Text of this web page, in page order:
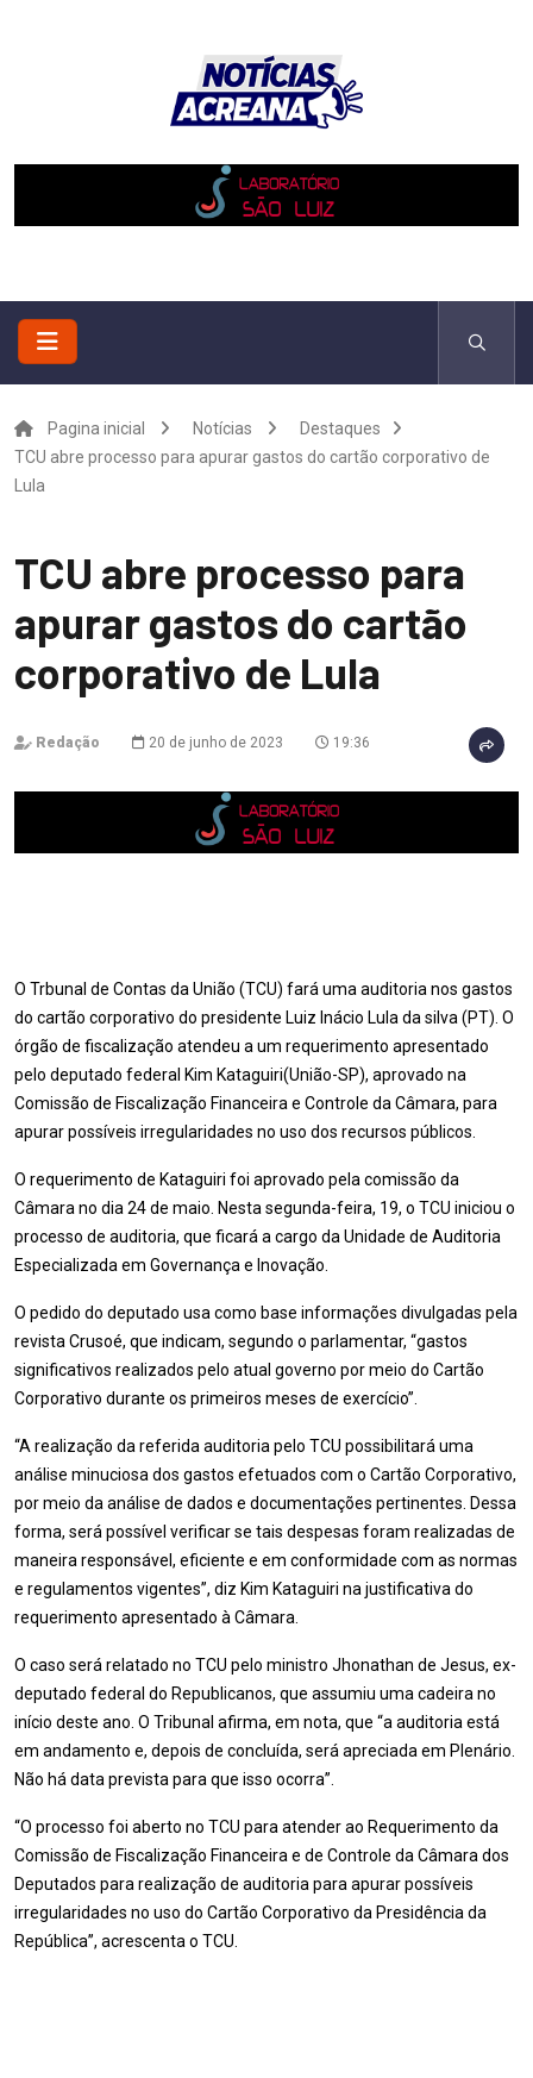
Pagina inicial Notícias
Destaques
TCU abre processo para apurar gastos do cartão corporativo de
Lula
TCU abre processo para
apurar gastos do cartão
corporativo de Lula
Redação 20 de junho de 2023 19:36
O Trbunal de Contas da União (TCU) fará uma auditoria nos gastos
do cartão corporativo do presidente Luiz Inácio Lula da silva (PT). O
órgão de fiscalização atendeu a um requerimento apresentado
pelo deputado federal Kim Kataguiri(União-SP), aprovado na
Comissão de Fiscalização Financeira e Controle da Câmara, para
apurar possíveis irregularidades no uso dos recursos públicos.
O requerimento de Kataguiri foi aprovado pela comissão da
Câmara no dia 24 de maio. Nesta segunda-feira, 19, o TCU iniciou o
processo de auditoria, que ficará a cargo da Unidade de Auditoria
Especializada em Governança e Inovação.
O pedido do deputado usa como base informações divulgadas pela
revista Crusoé, que indicam, segundo o parlamentar, “gastos
significativos realizados pelo atual governo por meio do Cartão
Corporativo durante os primeiros meses de exercício”.
“A realização da referida auditoria pelo TCU possibilitará uma
análise minuciosa dos gastos efetuados com o Cartão Corporativo,
por meio da análise de dados e documentações pertinentes. Dessa
forma, será possível verificar se tais despesas foram realizadas de
maneira responsável, eficiente e em conformidade com as normas
e regulamentos vigentes”, diz Kim Kataguiri na justificativa do
requerimento apresentado à Câmara.
O caso será relatado no TCU pelo ministro Jhonathan de Jesus, ex-
deputado federal do Republicanos, que assumiu uma cadeira no
início deste ano. O Tribunal afirma, em nota, que “a auditoria está
em andamento e, depois de concluída, será apreciada em Plenário.
Não há data prevista para que isso ocorra”.
“O processo foi aberto no TCU para atender ao Requerimento da
Comissão de Fiscalização Financeira e de Controle da Câmara dos
Deputados para realização de auditoria para apurar possíveis
irregularidades no uso do Cartão Corporativo da Presidência da
República”, acrescenta o TCU.